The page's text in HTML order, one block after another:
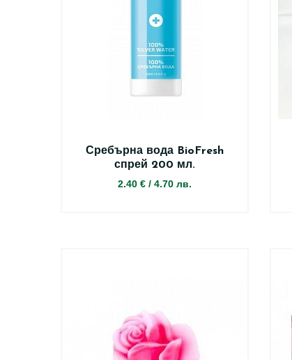
Сребърна вода BioFresh
спрей 200 мл.
2.40 € / 4.70 лв.